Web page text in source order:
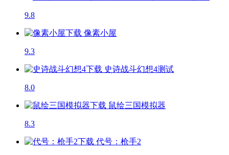
9.8
像素小屋
9.3
史诗战斗幻想4测试
8.0
鼠绘三国模拟器
8.3
代号：枪手2